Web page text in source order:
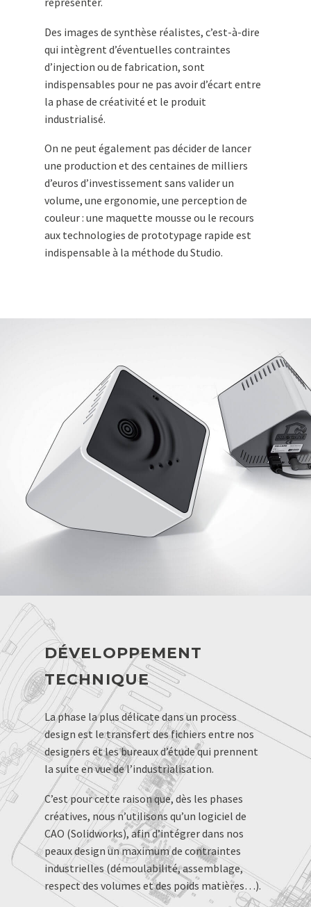
Des images de synthèse réalistes, c’est-à-dire
qui intègrent d’éventuelles contraintes
d’injection ou de fabrication, sont
indispensables pour ne pas avoir d’écart entre
la phase de créativité et le produit
industrialisé.
On ne peut également pas décider de lancer
une production et des centaines de milliers
d’euros d’investissement sans valider un
volume, une ergonomie, une perception de
couleur : une maquette mousse ou le recours
aux technologies de prototypage rapide est
indispensable à la méthode du Studio.
DÉVELOPPEMENT
TECHNIQUE
La phase la plus délicate dans un process
design est le transfert des fichiers entre nos
designers et les bureaux d’étude qui prennent
la suite en vue de l’industrialisation.
C’est pour cette raison que, dès les phases
créatives, nous n’utilisons qu’un logiciel de
CAO (Solidworks), afin d’intégrer dans nos
peaux design un maximum de contraintes
industrielles (démoulabilité, assemblage,
respect des volumes et des poids matières…).